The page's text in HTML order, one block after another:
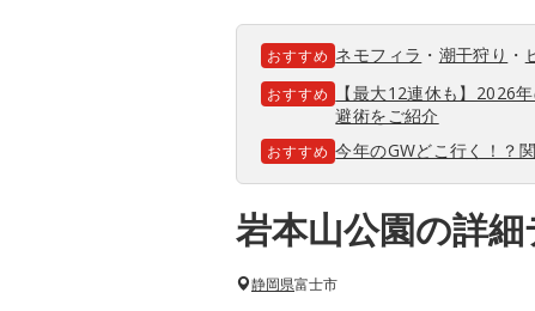
おすすめ ネモフィラ ・ 潮干狩り ・
おすすめ
【最大12連休も】2026
避術をご紹介
おすすめ 今年のGWどこ行く！？
岩本山公園の詳細
静岡県富士市